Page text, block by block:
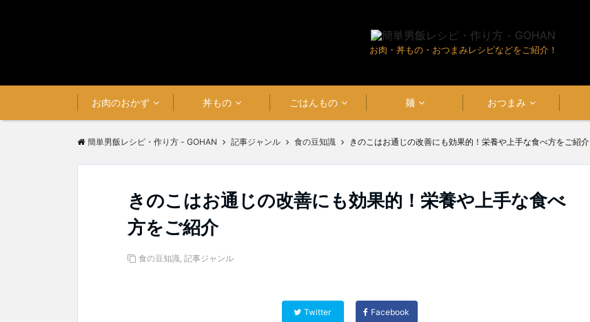
お肉・丼もの・おつまみレシピなどをご紹介！
お肉のおかず 丼もの ごはんもの 麺 おつまみ
簡単男飯レシピ・作り方 - GOHAN 記事ジャンル 食の豆知識 きのこはお通じの改善にも効果的！栄養や上手な食べ方をご紹介
きのこはお通じの改善にも効果的！栄養や上手な食べ
方をご紹介
食の豆知識, 記事ジャンル
Twitter Facebook